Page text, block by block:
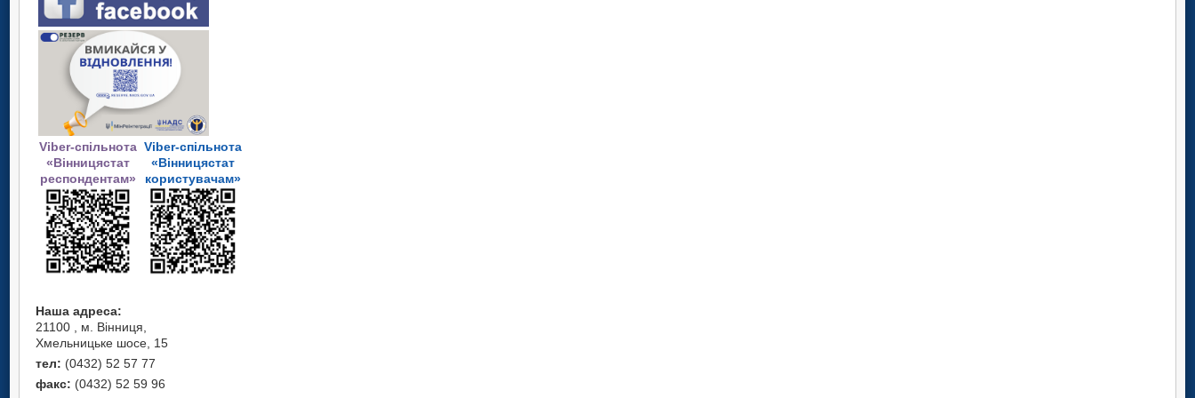
Viber-спільнота
«Вінницястат
респондентам»
Viber-спільнота
«Вінницястат
користувачам»
Наша адреса:
21100 , м. Вінниця,
Хмельницьке шосе, 15
тел: (0432) 52 57 77
факс: (0432) 52 59 96